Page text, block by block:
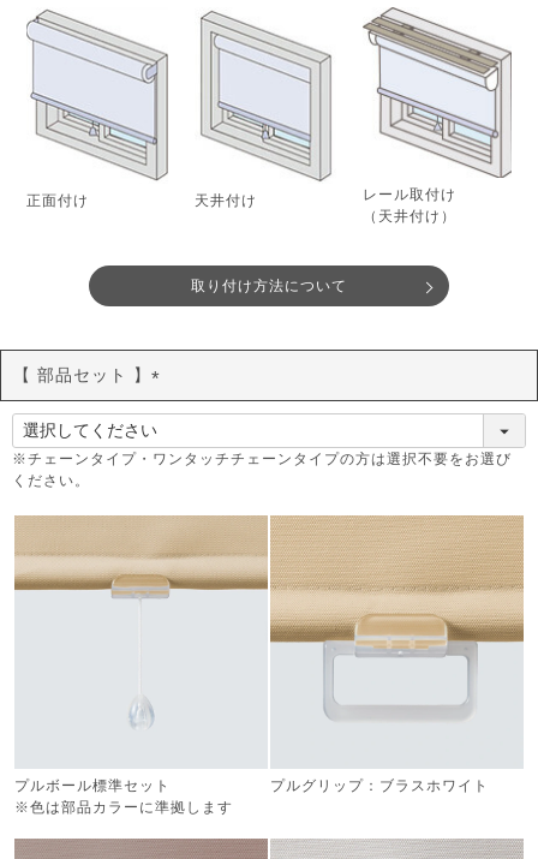
正面付け 天井付け
レール取付け
（天井付け）
取り付け方法について
【 部品セット 】
(
必
須
※チェーンタイプ・ワンタッチチェーンタイプの方は選択不要をお選び
ください。
プルボール標準セット
※色は部品カラーに準拠します
プルグリップ：ブラスホワイト